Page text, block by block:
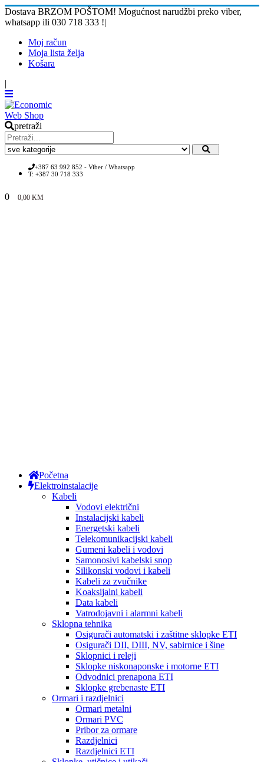
Dostava BRZOM POŠTOM! Mogućnost narudžbi preko viber,
whatsapp ili 030 718 333 !|
Moj račun
Moja lista želja
Košara
|
pretraži
+387 63 992 852 - Viber / Whatsapp
T: +387 30 718 333
0 0,00 KM
Početna
Elektroinstalacije
Kabeli
Vodovi električni
Instalacijski kabeli
Energetski kabeli
Telekomunikacijski kabeli
Gumeni kabeli i vodovi
Samonosivi kabelski snop
Silikonski vodovi i kabeli
Kabeli za zvučnike
Koaksijalni kabeli
Data kabeli
Vatrodojavni i alarmni kabeli
Sklopna tehnika
Osigurači automatski i zaštitne sklopke ETI
Osigurači DII, DIII, NV, sabirnice i šine
Sklopnici i releji
Sklopke niskonaponske i motorne ETI
Odvodnici prenapona ETI
Sklopke grebenaste ETI
Ormari i razdjelnici
Ormari metalni
Ormari PVC
Pribor za ormare
Razdjelnici
Razdjelnici ETI